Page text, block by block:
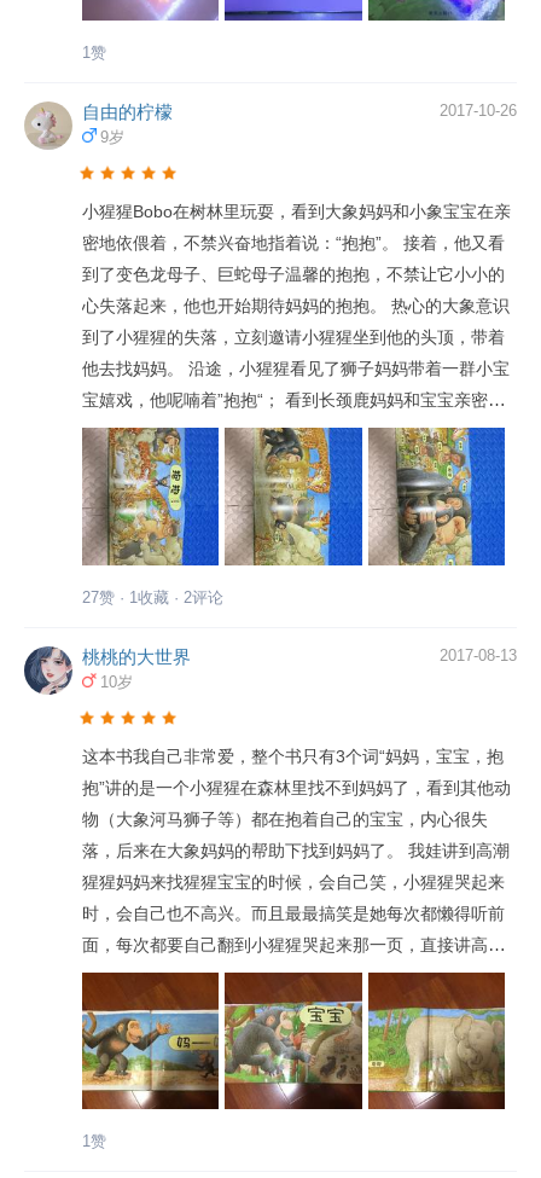
地）：“妈妈～”。妈妈说（温柔）：“宝宝，我们回家吧。”
次，我给她讲完这个故事时，馨儿都会转过身，张开双
臂，紧紧的抱住我！馨儿爸爸也情不自禁赞叹这本书真的
宝宝都感受到了幸福！就像书里传递的主旨，用拥抱传递
对孩子的爱，是最直接最温暖的方式！我想，不仅孩子，
我们，都一样！ 有人说 你读什么书 证明你想成为什么样
的人 也有人说 你想要孩子成为什么样的人 你就先成为什
么样的人 我正在学习培养孩子阅读的道路上 努力着……摸
索着…… 请多指教[抱拳][抱拳][抱拳]
1赞
自由的柠檬
9岁
2017-10-26
小猩猩Bobo在树林里玩耍，看到大象妈妈和小象宝宝在亲
密地依偎着，不禁兴奋地指着说：“抱抱”。 接着，他又看
到了变色龙母子、巨蛇母子温馨的抱抱，不禁让它小小的
心失落起来，他也开始期待妈妈的抱抱。 热心的大象意识
到了小猩猩的失落，立刻邀请小猩猩坐到他的头顶，带着
他去找妈妈。 沿途，小猩猩看见了狮子妈妈带着一群小宝
宝嬉戏，他呢喃着”抱抱“； 看到长颈鹿妈妈和宝宝亲密相
依，小猩猩感叹着“抱抱”； 又看到小河马舒服地趴在妈妈
的背上，小猩猩已经开始哽咽地说着：“抱抱”了。 看着别
人享受这相互拥抱的温馨时刻，小猩猩再也忍不住嚎嚎大
哭起来。 小动物们看着大哭的小猩猩，都非常关切地围在
他身边，大家的表情也凝重起来，像是一起为小猩猩分担
他的忧伤。 终于，这时候，大猩猩妈妈出现在树枝上，她
笑颜开地超妈妈狂奔去，开心地大喊着“妈——妈——” 大
猩猩妈妈把小猩猩紧紧地抱在怀里，小猩猩动情地呢喃
着”抱抱“。 其他围观的动物们也被这份温情感染了，也纷
纷回应着：”抱抱“…… 大猩猩妈妈为了感谢大家对小猩猩
的关注，让小猩猩跑到每个动物身边，再来一次“抱抱”，表
示感谢。 一时之间，动物们之间仿佛开始了一场拥抱的狂
欢party，所有成员都互相拥抱起来，大家都为“拥抱”这种
温情的感觉，打开了心扉，愉快的气氛荡漾在空中。 故事
渐入尾声，小猩猩和妈妈开心地手牵手，亲昵地互相呼唤
着“妈妈”和“宝宝”，开怀地互相拥抱，为故事画下了完美的
子，是被父母关怀和接纳的孩子。 当ta长大成人的时候，
得到过足够拥抱的孩子，往往拥有更独立和强大的内心，
拥有安全感和自信心，使得他们可以勇敢地向外探索，拥
抱更精彩的人生。 2.亲密育儿法精髓之一：足够的拥抱
求，来和宝宝建立亲密关系，这样虽然一开始会比较辛
27赞 · 1收藏 · 2评论
桃桃的大世界
10岁
2017-08-13
这本书我自己非常爱，整个书只有3个词“妈妈，宝宝，抱
抱”讲的是一个小猩猩在森林里找不到妈妈了，看到其他动
物（大象河马狮子等）都在抱着自己的宝宝，内心很失
落，后来在大象妈妈的帮助下找到妈妈了。 我娃讲到高潮
猩猩妈妈来找猩猩宝宝的时候，会自己笑，小猩猩哭起来
时，会自己也不高兴。而且最最搞笑是她每次都懒得听前
面，每次都要自己翻到小猩猩哭起来那一页，直接讲高潮
部分。 这本书的内容非常好，从小讲解妈妈和宝宝需要拥
抱，需要情感的沟通。每次讲到猩猩妈妈找到猩猩宝宝，
我都会拥抱一下宝宝。宝宝后来到了那一页，会主动来我
怀里抱抱。 本书唯一的缺点是封面是硬纸板，里面是普通
纸。这样不能给小月龄的宝宝自己看，怕封面尖角戳到宝
宝，也怕宝宝撕坏里面的。如果做成纸板书就好了。
1赞